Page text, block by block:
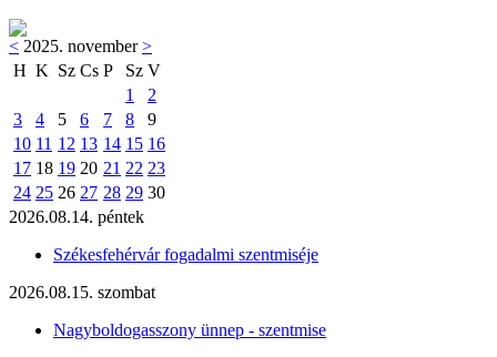
< 2025. november>
H K Sz Cs P Sz V
1
2
3
4 5 6 7 8
9
10 11 12 13 14 15 16
17 18 19 20 21 22 23
24 25 26 27 28 29 30
2026.08.14. péntek
Székesfehérvár fogadalmi szentmiséje
2026.08.15. szombat
Nagyboldogasszony ünnep - szentmise